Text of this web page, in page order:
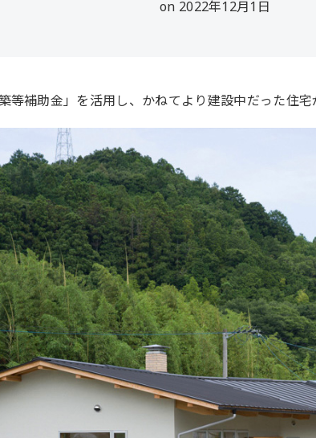
on 2022年12月1日
等補助金」を活用し、かねてより建設中だった住宅